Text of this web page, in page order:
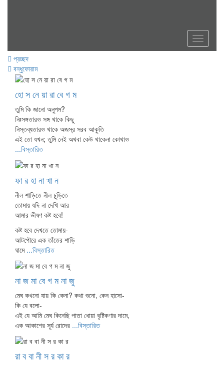
Toggle
প্রচ্ছদ
বন্ধুফোরাম
হো স নে য়া রা বে গ ম
তুমি কি জানো অনুপম?
নিঃসঙ্গতারও সঙ্গ থাকে কিছু
নিস্তব্ধতারও থাকে অজস্র সরব আকুতি
এই তো যখন; তুমি নেই অথবা কেউ থাকেনা কোথাও
...বিস্তারিত
ফা র হা না খা ন
নীল শাড়িতে নীল চুড়িতে
তোমায় যদি না দেখি আর
আমার ভীষণ কষ্ট হবে!
কষ্ট হবে দেখতে তোমায়-
আটপৌরে এক তাঁতের শাড়ি
ঘামে...বিস্তারিত
না জ মা বে গ ম না জু
মেঘ কখনো যায় কি কেনা? কথা শুনো, কেন হাসো-
কি যে বলো-
এই যে আমি মেঘ কিনেছি পাতা ধোয়া বৃষ্টিকণার দামে,
এক আকাশের সূর্য রোদের ...বিস্তারিত
রা ব বা নী স র কা র